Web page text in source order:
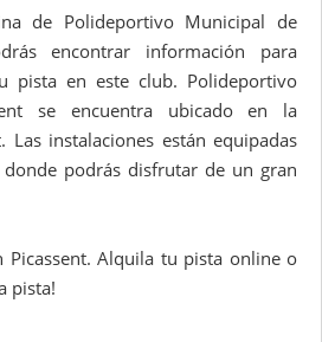
de Polideportivo Municipal de
encontrar información para
pista en este club. Polideportivo
se encuentra ubicado en la
Las instalaciones están equipadas
podrás disfrutar de un gran
Picassent. Alquila tu pista online o
pista!